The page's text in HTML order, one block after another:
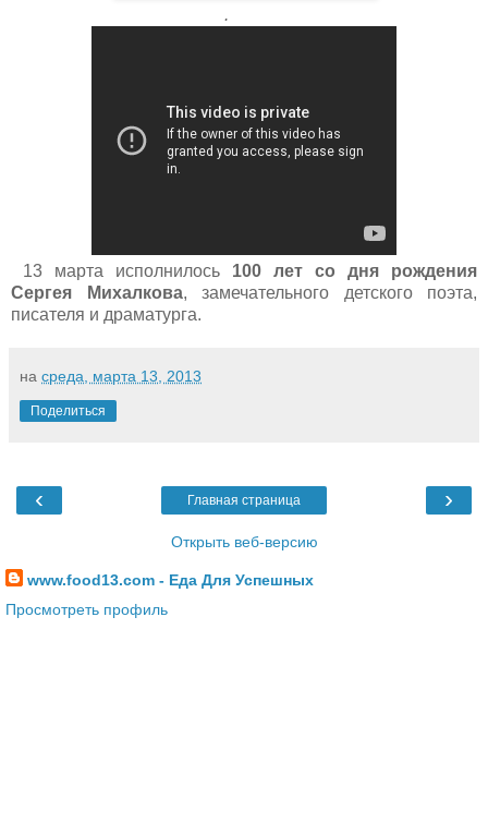
.
13 марта исполнилось 100 лет со дня
рождения
Сергея
Михалкова, замечательного детского поэта,
писателя и драматурга.
на среда, марта 13, 2013
Поделиться
‹ ›
Главная страница
Открыть веб-версию
www.food13.com - Еда Для Успешных
Просмотреть профиль